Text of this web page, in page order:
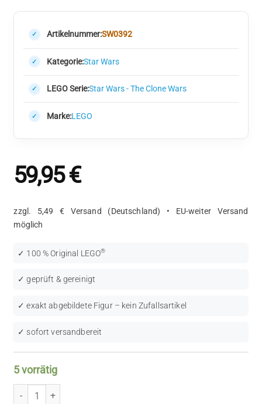
Artikelnummer:SW0392
Kategorie:Star Wars
LEGO Serie:Star Wars - The Clone Wars
Marke:LEGO
59,95€
zzgl. 5,49 € Versand (Deutschland) • EU-weiter Versand
möglich
✓ 100 % Original LEGO®
✓ geprüft & gereinigt
✓ exakt abgebildete Figur – kein Zufallsartikel
✓ sofort versandbereit
5 vorrätig
LEGO Star Wars: Even Piell (SW0392) Menge